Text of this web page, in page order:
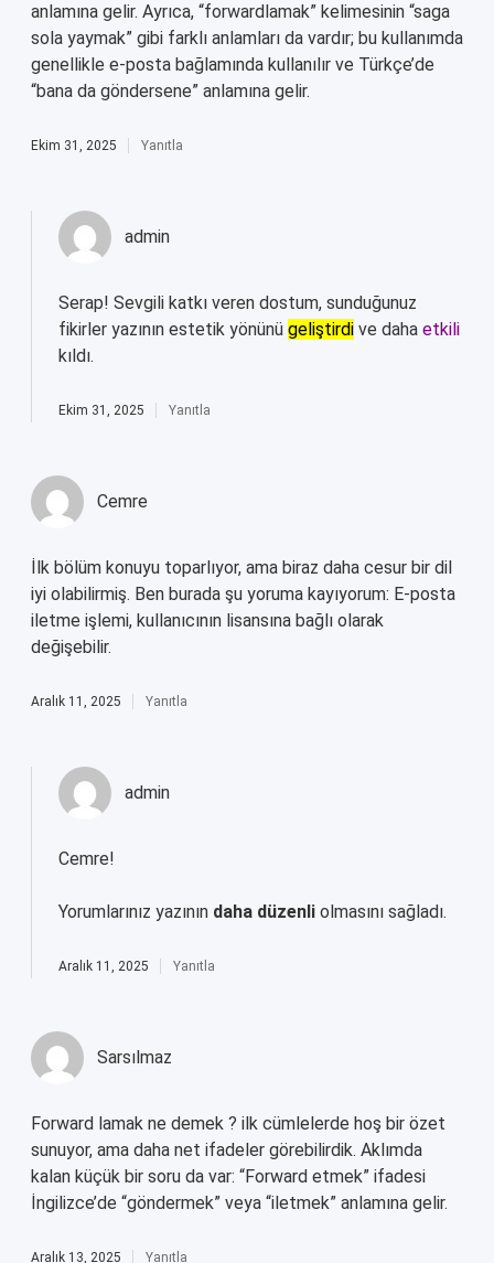
anlamına gelir. Ayrıca, “forwardlamak” kelimesinin “saga
sola yaymak” gibi farklı anlamları da vardır; bu kullanımda
genellikle e-posta bağlamında kullanılır ve Türkçe’de
“bana da göndersene” anlamına gelir.
Ekim 31, 2025 Yanıtla
admin
Serap! Sevgili katkı veren dostum, sunduğunuz
fikirler yazının estetik yönünü geliştirdi ve daha etkili
kıldı.
Ekim 31, 2025 Yanıtla
Cemre
İlk bölüm konuyu toparlıyor, ama biraz daha cesur bir dil
iyi olabilirmiş. Ben burada şu yoruma kayıyorum: E-posta
iletme işlemi, kullanıcının lisansına bağlı olarak
değişebilir.
Aralık 11, 2025 Yanıtla
admin
Cemre!
Yorumlarınız yazının daha düzenli olmasını sağladı.
Aralık 11, 2025 Yanıtla
Sarsılmaz
Forward lamak ne demek ? ilk cümlelerde hoş bir özet
sunuyor, ama daha net ifadeler görebilirdik. Aklımda
kalan küçük bir soru da var: “Forward etmek” ifadesi
İngilizce’de “göndermek” veya “iletmek” anlamına gelir.
Aralık 13, 2025 Yanıtla